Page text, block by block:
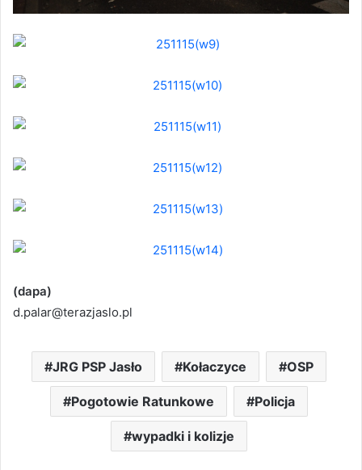
(dapa)
d.palar@terazjaslo.pl
JRG PSP Jasło Kołaczyce OSP
Pogotowie Ratunkowe Policja
wypadki i kolizje